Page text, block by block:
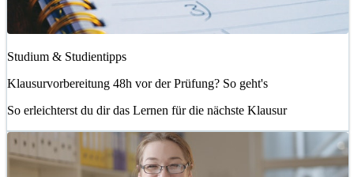
Studium & Studientipps
Klausurvorbereitung 48h vor der Prüfung? So geht's
So erleichterst du dir das Lernen für die nächste Klausur